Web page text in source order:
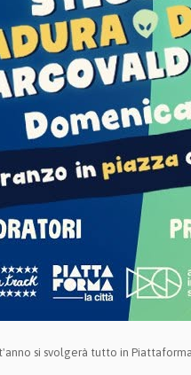
si svolgerà tutto in